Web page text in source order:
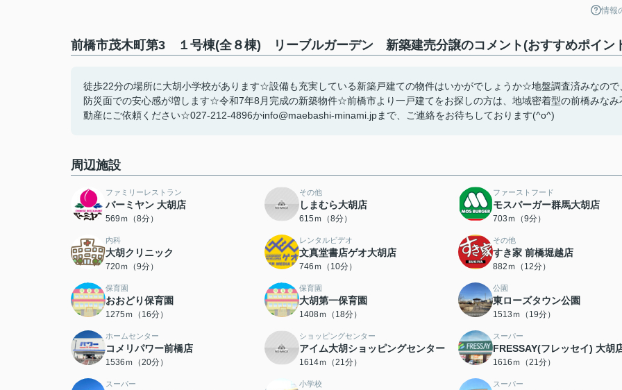
情報
前橋市茂木町第3 １号棟(全８棟) リーブルガーデン 新築建売分譲のコメント(おすすめポイン
徒歩22分の場所に大胡小学校があります☆設備も充実している新築戸建ての物件はいかがでしょうか☆地盤調査済みなので
防災面での安心感が増します☆令和7年8月完成の新築物件☆前橋市より一戸建てをお探しの方は、地域密着型の前橋みなみ
動産にご依頼ください☆027-212-4896かinfo@maebashi-minami.jpまで、ご連絡をお待ちしております(^o^)
周辺施設
ファミリーレストラン
バーミヤン 大胡店
569ｍ（8分）
その他
しまむら大胡店
615ｍ（8分）
ファーストフード
モスバーガー群馬大胡店
703ｍ（9分）
内科
大胡クリニック
720ｍ（9分）
レンタルビデオ
文真堂書店ゲオ大胡店
746ｍ（10分）
その他
すき家 前橋堀越店
882ｍ（12分）
保育園
おおどり保育園
1275ｍ（16分）
保育園
大胡第一保育園
1408ｍ（18分）
公園
東ローズタウン公園
1513ｍ（19分）
ホームセンター
コメリパワー前橋店
1536ｍ（20分）
ショッピングセンター
アイム大胡ショッピングセンター
1614ｍ（21分）
スーパー
FRESSAY(フレッセイ) 大胡
1616ｍ（21分）
スーパー 小学校 スーパー